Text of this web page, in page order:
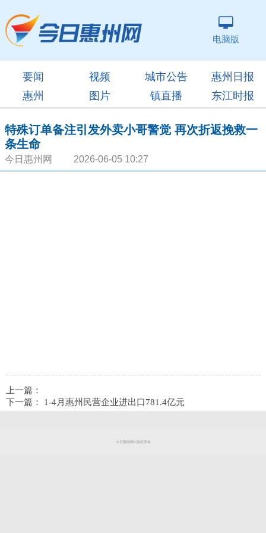
电脑版
要闻 视频 城市公告
惠州日报
惠州
图片 镇直播 东江时报
特殊订单备注引发外卖小哥警觉 再次折返挽救一
条生命
今日惠州网 2026-06-05 10:27
上一篇：
下一篇： 1-4月惠州民营企业进出口781.4亿元
今日惠州网©版权所有